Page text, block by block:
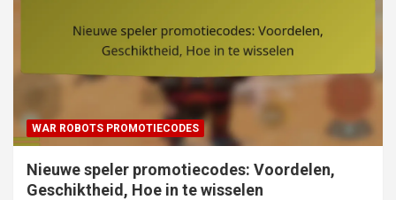
WAR ROBOTS PROMOTIECODES
Nieuwe speler promotiecodes: Voordelen,
Geschiktheid, Hoe in te wisselen